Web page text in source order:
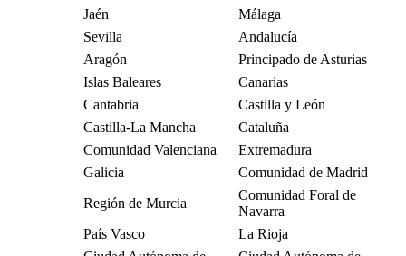
Jaén
Málaga
Sevilla
Andalucía
Aragón
Principado de Asturias
Islas Baleares
Canarias
Cantabria
Castilla y León
Castilla-La Mancha
Cataluña
Comunidad Valenciana
Extremadura
Galicia
Comunidad de Madrid
Región de Murcia
Comunidad Foral de
Navarra
País Vasco
La Rioja